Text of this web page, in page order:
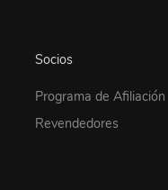
Socios
Programa de Afiliación
Revendedores